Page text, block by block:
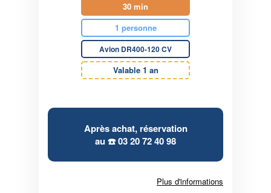
30 min
1 personne
Avion DR400-120 CV
Valable 1 an
Après achat, réservation
au ☎️03 20 72 40 98
Plus d'informations